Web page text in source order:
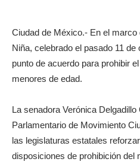
Ciudad de México.- En el
Niña, celebrado el pasado 11
punto de acuerdo para prohibir
menores de edad.
La senadora Verónica
Parlamentario de Movimiento
las legislaturas estatales
disposiciones de prohibición del